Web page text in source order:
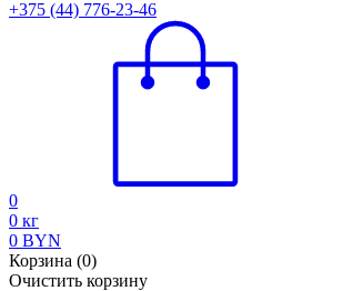
+375 (44) 776-23-46
0
0 кг
0 BYN
Корзина (0)
Очистить корзину